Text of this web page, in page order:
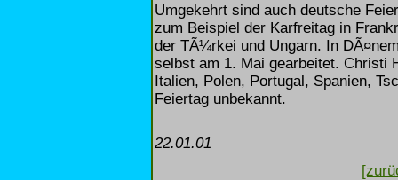
Umgekehrt sind auch deutsche
zum Beispiel der Karfreitag in
der TÃ¼rkei und Ungarn. In
selbst am 1. Mai gearbeitet. Christi
Italien, Polen, Portugal, Spanien,
Feiertag unbekannt.
22.01.01